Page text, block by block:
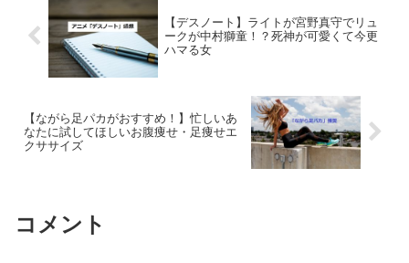
【デスノート】ライトが宮野真守でリュ
ークが中村獅童！？死神が可愛くて今更
ハマる女
【ながら足パカがおすすめ！】忙しいあ
なたに試してほしいお腹痩せ・足痩せエ
クササイズ
コメント